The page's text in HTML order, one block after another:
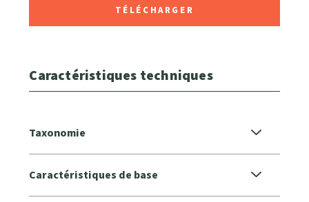
TÉLÉCHARGER
Caractéristiques techniques
Taxonomie
Caractéristiques de base